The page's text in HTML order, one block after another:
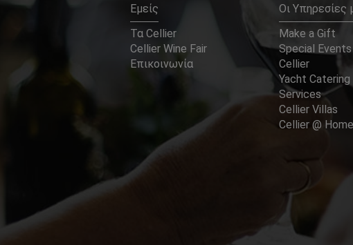
Εμείς
Τα Cellier
Cellier Wine Fair
Επικοινωνία
Οι Υπηρεσίες
Make a Gift
Special
Cellier
Yacht Catering
Services
Cellier Villas
Cellier @ Home